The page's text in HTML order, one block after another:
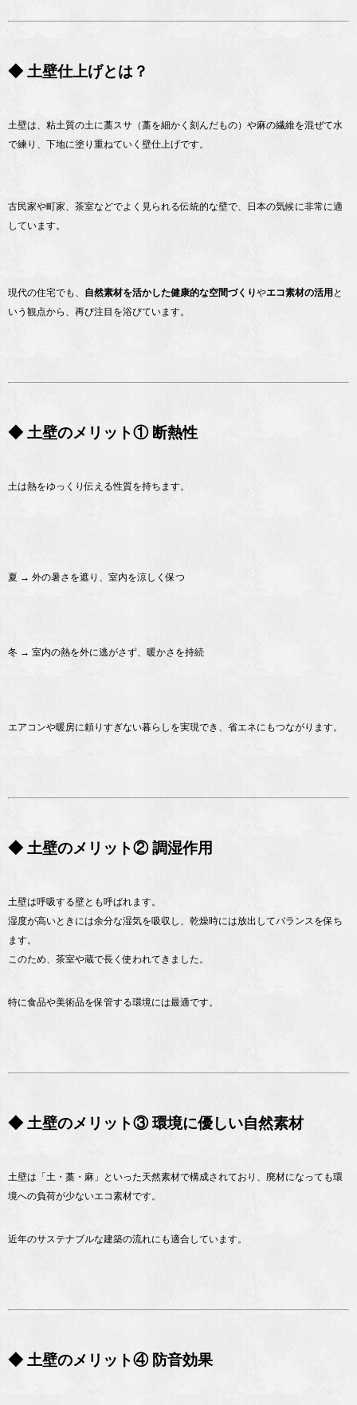
◆ 土壁仕上げとは？
土壁は、粘土質の土に藁スサ（藁を細かく刻んだもの）や麻の繊維を混ぜて水
で練り、下地に塗り重ねていく壁仕上げです。
古民家や町家、茶室などでよく見られる伝統的な壁で、日本の気候に非常に適
しています。
現代の住宅でも、 自然素材を活かした健康的な空間づくりやエコ素材の活用 と
いう観点から、再び注目を浴びています。
◆ 土壁のメリット① 断熱性
土は熱をゆっくり伝える性質を持ちます。
夏 → 外の暑さを遮り、室内を涼しく保つ
冬 → 室内の熱を外に逃がさず、暖かさを持続
エアコンや暖房に頼りすぎない暮らしを実現でき、省エネにもつながります。
◆ 土壁のメリット② 調湿作用
土壁は呼吸する壁とも呼ばれます。
湿度が高いときには余分な湿気を吸収し、乾燥時には放出してバランスを保ち
ます。
このため、茶室や蔵で長く使われてきました。
特に食品や美術品を保管する環境には最適です。
◆ 土壁のメリット③ 環境に優しい自然素材
土壁は「土・藁・麻」といった天然素材で構成されており、廃材になっても環
境への負荷が少ないエコ素材です。
近年のサステナブルな建築の流れにも適合しています。
◆ 土壁のメリット④ 防音効果